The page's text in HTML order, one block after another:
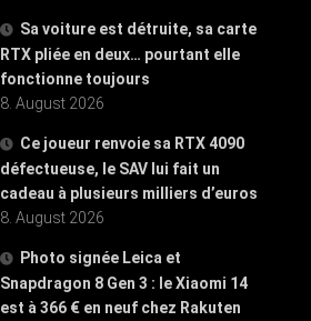
Sa voiture est détruite, sa carte
RTX pliée en deux… pourtant elle
fonctionne toujours
8. August 2026
Ce joueur renvoie sa RTX 4090
défectueuse, le SAV lui fait un
cadeau à plusieurs milliers d’euros
8. August 2026
Photo signée Leica et
Snapdragon 8 Gen 3 : le Xiaomi 14
est à 366 € en neuf chez Rakuten